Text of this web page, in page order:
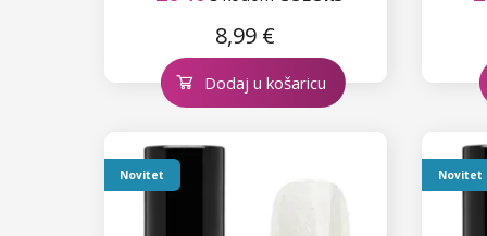
8,99 €
Dodaj u košaricu
Novitet Novitet